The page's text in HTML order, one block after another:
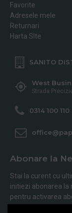
Favorite
Adresele mele
Returnari
Harta SIte
SANITO
West
Strada
0314 100 110
Abonare la
Stai la curent cu
initiezi abonarea
pentru activarea